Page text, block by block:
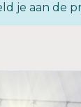
je aan de